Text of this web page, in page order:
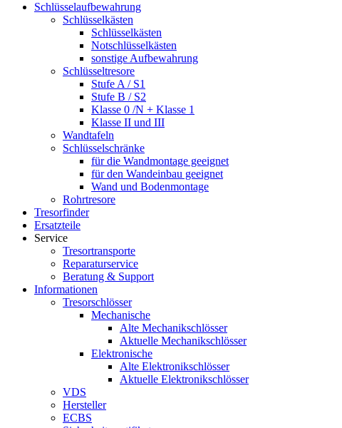
Schlüsselaufbewahrung
Schlüsselkästen
Schlüsselkästen
Notschlüsselkästen
sonstige Aufbewahrung
Schlüsseltresore
Stufe A / S1
Stufe B / S2
Klasse 0 /N + Klasse 1
Klasse II und III
Wandtafeln
Schlüsselschränke
für die Wandmontage geeignet
für den Wandeinbau geeignet
Wand und Bodenmontage
Rohrtresore
Tresorfinder
Ersatzteile
Service
Tresortransporte
Reparaturservice
Beratung & Support
Informationen
Tresorschlösser
Mechanische
Alte Mechanikschlösser
Aktuelle Mechanikschlösser
Elektronische
Alte Elektronikschlösser
Aktuelle Elektronikschlösser
VDS
Hersteller
ECBS